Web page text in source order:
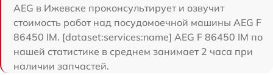
AEG в Ижевске проконсультирует и озвучит
стоимость работ над посудомоечной машины AEG F
86450 IM. [dataset:services:name] AEG F 86450 IM по
нашей статистике в среднем занимает 2 часа при
наличии запчастей.